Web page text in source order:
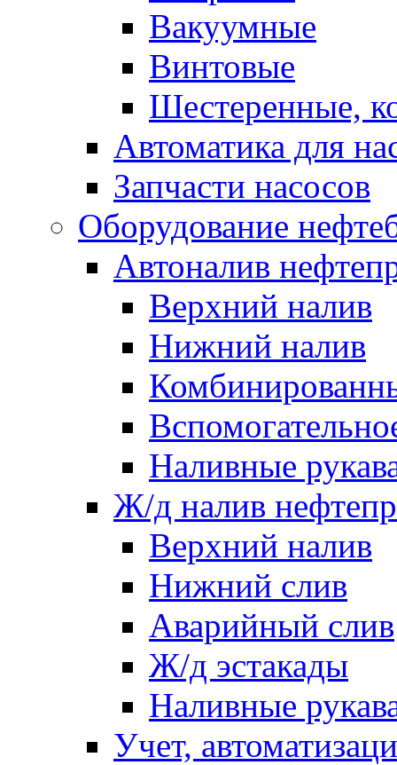
Вакуумные
Винтовые
Шестеренные,
Автоматика для
Запчасти насосов
Оборудование
Автоналив
Верхний налив
Нижний налив
Наливные
Ж/д налив
Верхний налив
Нижний слив
Аварийный слив
Ж/д эстакады
Наливные
Учет,